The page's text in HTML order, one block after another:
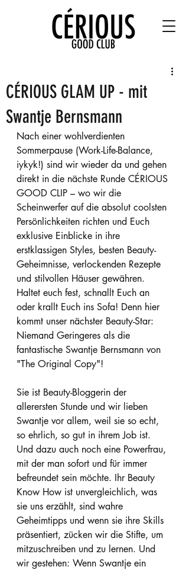
CÉRIOUS GLAM UP - mit
Swantje Bernsmann
Nach einer wohlverdienten
Sommerpause (Work-Life-Balance,
iykyk!) sind wir wieder da und gehen
direkt in die nächste Runde CÉRIOUS
GOOD CLIP – wo wir die
Scheinwerfer auf die absolut coolsten
Persönlichkeiten richten und Euch
exklusive Einblicke in ihre
erstklassigen Styles, besten Beauty-
Geheimnisse, verlockenden Rezepte
und stilvollen Häuser gewähren.
Haltet euch fest, schnallt Euch an
oder krallt Euch ins Sofa! Denn hier
kommt unser nächster Beauty-Star:
Niemand Geringeres als die
fantastische Swantje Bernsmann von
"The Original Copy"!
Sie ist Beauty-Bloggerin der
allerersten Stunde und wir lieben
Swantje vor allem, weil sie so echt,
so ehrlich, so gut in ihrem Job ist.
Und dazu auch noch eine Powerfrau,
mit der man sofort und für immer
befreundet sein möchte. Ihr Beauty
Know How ist unvergleichlich, was
sie uns erzählt, sind wahre
Geheimtipps und wenn sie ihre Skills
präsentiert, zücken wir die Stifte, um
mitzuschreiben und zu lernen. Und
wir gestehen: Wenn Swantje ein